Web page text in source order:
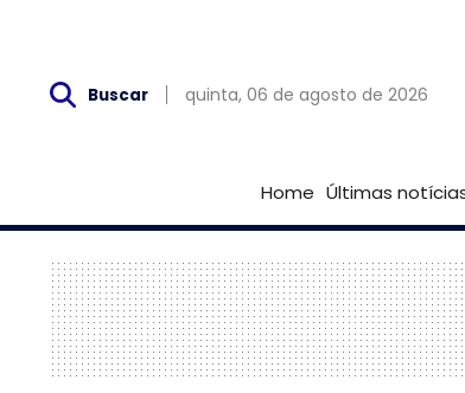
Buscar quinta, 06 de agosto de 2026
Home Últimas